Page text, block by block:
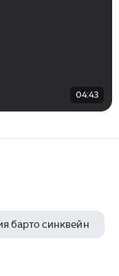
04:43
барто синквейн